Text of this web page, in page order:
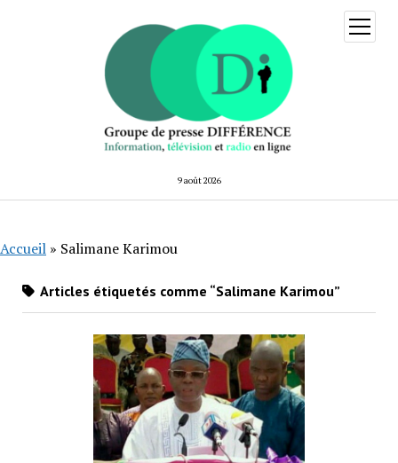
9 août 2026
ouvrir
menu
Accueil » Salimane Karimou
Articles étiquetés comme “Salimane Karimou”